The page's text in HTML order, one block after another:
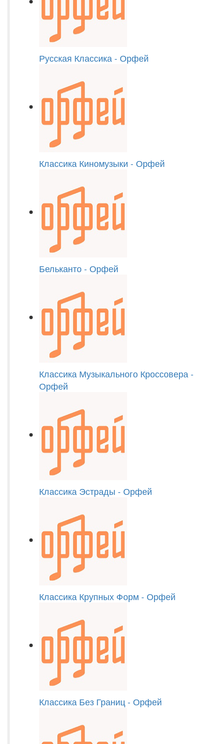
Русская Классика - Орфей
Классика Киномузыки - Орфей
Бельканто - Орфей
Классика Музыкального Кроссовера -
Орфей
Классика Эстрады - Орфей
Классика Крупных Форм - Орфей
Классика Без Границ - Орфей